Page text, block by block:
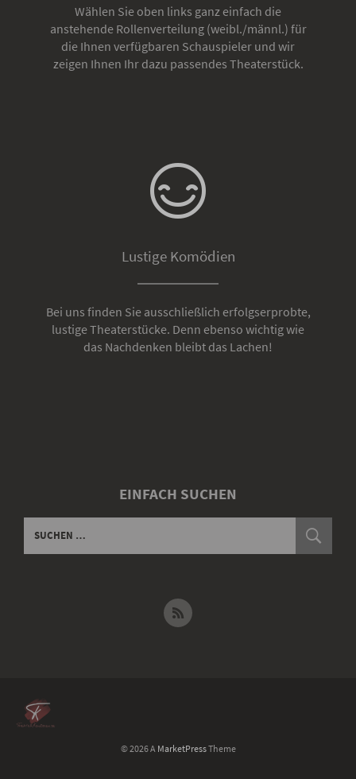
Wählen Sie oben links ganz einfach die
anstehende Rollenverteilung (weibl./männl.) für
die Ihnen verfügbaren Schauspieler und wir
zeigen Ihnen Ihr dazu passendes Theaterstück.
Lustige Komödien
Bei uns finden Sie ausschließlich erfolgserprobte,
lustige Theaterstücke. Denn ebenso wichtig wie
das Nachdenken bleibt das Lachen!
EINFACH SUCHEN
© 2026 A MarketPressTheme